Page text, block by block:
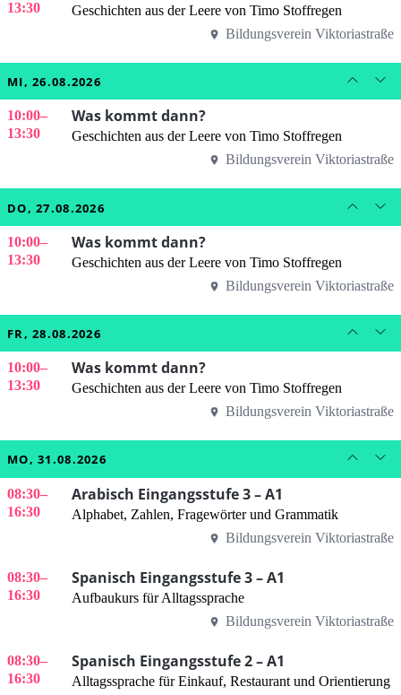
13:30
Geschichten aus der Leere von Timo Stoffregen
Bildungsverein Viktoriastraße
MI, 26.08.2026
10:00–
13:30
Was kommt dann?
Geschichten aus der Leere von Timo Stoffregen
Bildungsverein Viktoriastraße
DO, 27.08.2026
10:00–
13:30
Was kommt dann?
Geschichten aus der Leere von Timo Stoffregen
Bildungsverein Viktoriastraße
FR, 28.08.2026
10:00–
13:30
Was kommt dann?
Geschichten aus der Leere von Timo Stoffregen
Bildungsverein Viktoriastraße
MO, 31.08.2026
08:30–
16:30
Arabisch Eingangsstufe 3 – A1
Alphabet, Zahlen, Fragewörter und Grammatik
Bildungsverein Viktoriastraße
08:30–
16:30
Spanisch Eingangsstufe 3 – A1
Aufbaukurs für Alltagssprache
Bildungsverein Viktoriastraße
08:30–
16:30
Spanisch Eingangsstufe 2 – A1
Alltagssprache für Einkauf, Restaurant und Orientierung